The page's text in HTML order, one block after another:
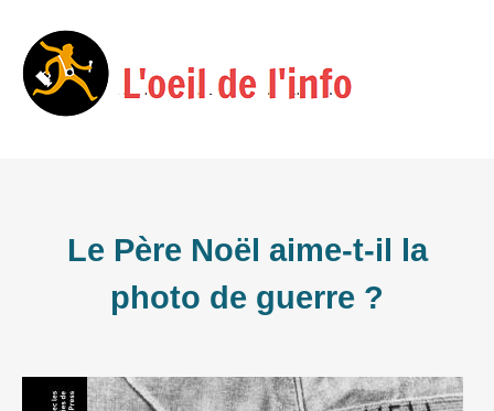
Skip
to
Le Père Noël aime-t-il la
photo de guerre ?